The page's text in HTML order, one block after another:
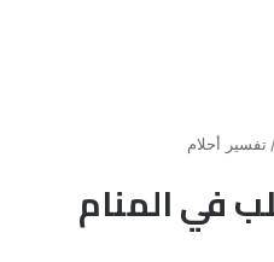
تفسير أحلام
في المنام